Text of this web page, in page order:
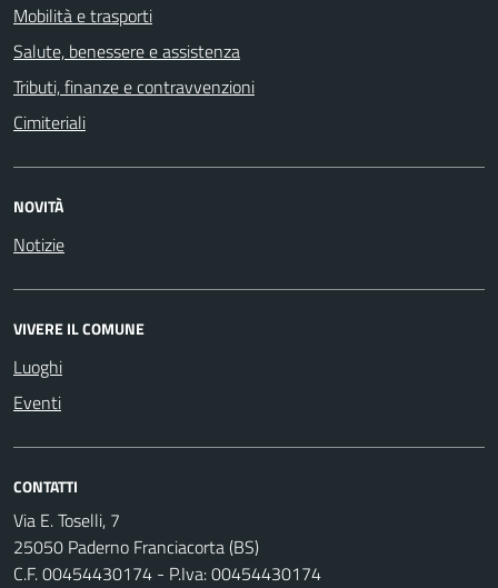
Mobilità e trasporti
Salute, benessere e assistenza
Tributi, finanze e contravvenzioni
Cimiteriali
NOVITÀ
Notizie
VIVERE IL COMUNE
Luoghi
Eventi
CONTATTI
Via E. Toselli, 7
25050 Paderno Franciacorta (BS)
C.F. 00454430174 - P.Iva: 00454430174